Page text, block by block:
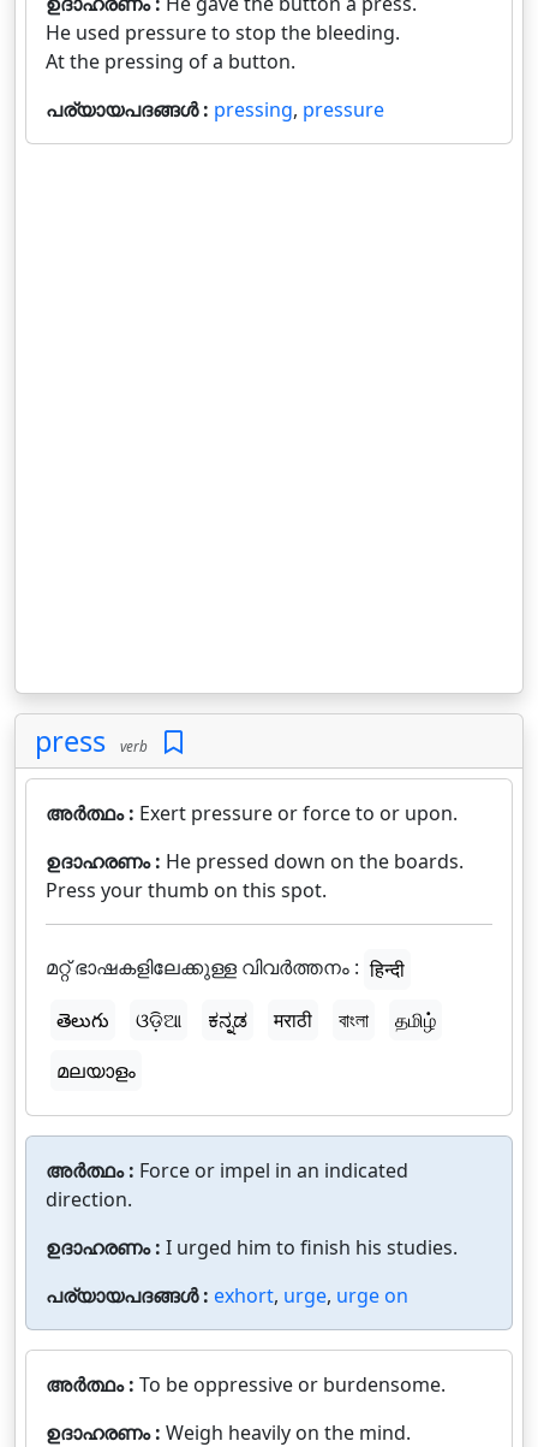
He used pressure to stop the bleeding.
At the pressing of a button.
പര്യായപദങ്ങൾ : pressing, pressure
press verb
അർത്ഥം : Exert pressure or force to or upon.
ഉദാഹരണം : He pressed down on the boards.
Press your thumb on this spot.
മറ്റ് ഭാഷകളിലേക്കുള്ള വിവർത്തനം : हिन्दी
తెలుగు
ଓଡ଼ିଆ ಕನ್ನಡ मराठी বাংলা
தமிழ்
മലയാളം
അർത്ഥം : Force or impel in an indicated
direction.
ഉദാഹരണം : I urged him to finish his studies.
പര്യായപദങ്ങൾ : exhort, urge, urge on
അർത്ഥം : To be oppressive or burdensome.
ഉദാഹരണം : Weigh heavily on the mind.